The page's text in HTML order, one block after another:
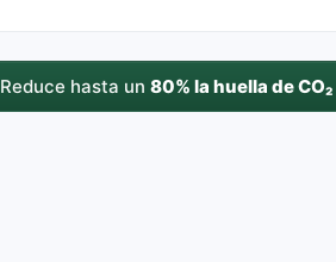
Reduce hasta un80% la huella de CO₂